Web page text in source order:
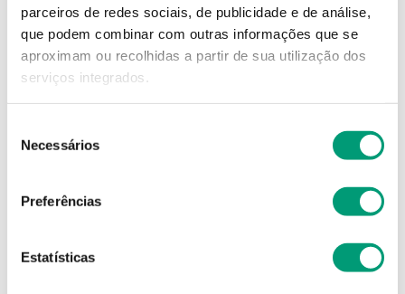
parceiros de redes sociais, de publicidade e de análise,
que podem combinar com outras informações que se
aproximam ou recolhidas a partir de sua utilização dos
serviços integrados.
Necessários
Preferências
Estatísticas